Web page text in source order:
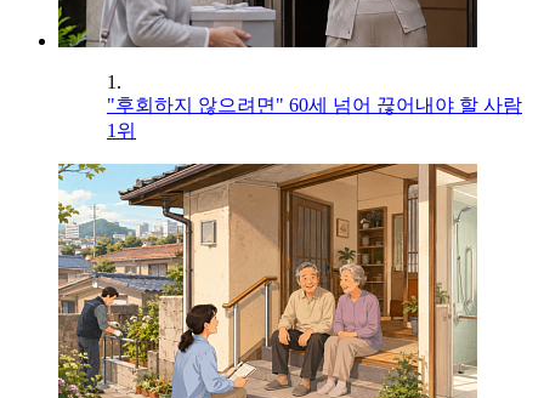
1.
"후회하지 않으려면" 60세 넘어 끊어내야 할 사람
1위